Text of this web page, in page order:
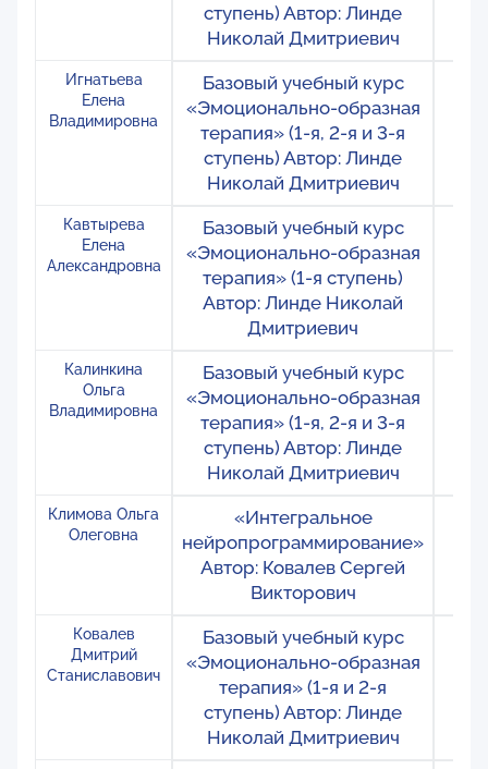
ступень) Автор: Линде
Николай Дмитриевич
Игнатьева
Елена
Владимировна
Базовый учебный курс
«Эмоционально-образная
терапия» (1-я, 2-я и 3-я
ступень) Автор: Линде
Николай Дмитриевич
Кавтырева
Елена
Александровна
Базовый учебный курс
«Эмоционально-образная
терапия» (1-я ступень)
Автор: Линде Николай
Дмитриевич
Калинкина
Ольга
Владимировна
Базовый учебный курс
«Эмоционально-образная
терапия» (1-я, 2-я и 3-я
ступень) Автор: Линде
Николай Дмитриевич
Климова Ольга
Олеговна
«Интегральное
нейропрограммирование»
Автор: Ковалев Сергей
Викторович
Ковалев
Дмитрий
Станиславович
Базовый учебный курс
«Эмоционально-образная
терапия» (1-я и 2-я
ступень) Автор: Линде
Николай Дмитриевич